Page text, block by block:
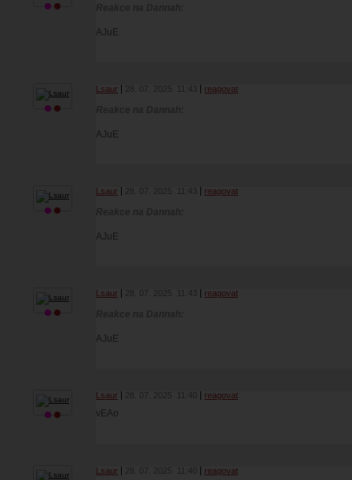
AJuE
Lsaur 28. 07. 2025 11:43 reagovat
AJuE
Lsaur 28. 07. 2025 11:43 reagovat
AJuE
Lsaur 28. 07. 2025 11:43 reagovat
AJuE
Lsaur 28. 07. 2025 11:40 reagovat
vEAo
Lsaur 28. 07. 2025 11:40 reagovat